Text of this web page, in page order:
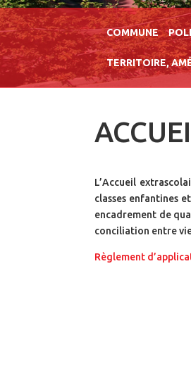
COMMUNE
TERRITOIRE,
L’Accueil
classes enfantines
encadrement de
conciliation entre
Règlement